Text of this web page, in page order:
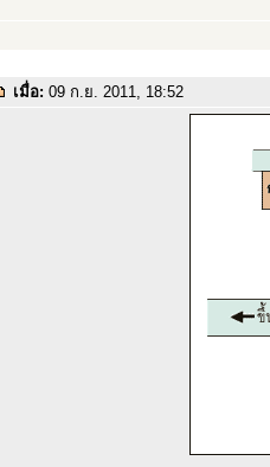
เมื่อ: 09 ก.ย. 2011, 18:52